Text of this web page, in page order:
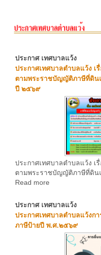
ประกาศ เทศบาลแว้ง
ประกาศเทศบาลตำบลแว้ง เ
ตามพระราชบัญญัติภาษีที่ดิน
ปี ๒๕๖๙
ประกาศเทศบาลตำบลแว้ง เ
ตามพระราชบัญญัติภาษีที่ดิน
Read more
ประกาศ เทศบาลแว้ง
ประกาศเทศบาลตำบลแว้งก
ภาษีป้ายปี พ.ศ.๒๕๖๙